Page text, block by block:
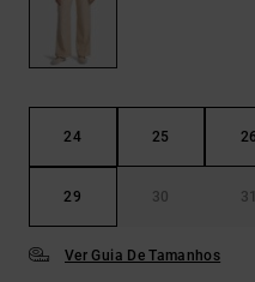
24 25 26
29 30 31
Ver Guia De Tamanhos